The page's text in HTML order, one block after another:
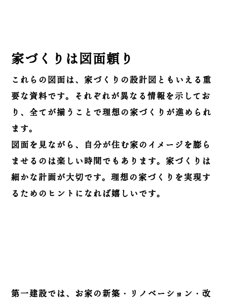
家づくりは図面頼り
これらの図面は、家づくりの設計図ともいえる重
要な資料です。それぞれが異なる情報を示してお
り、全てが揃うことで理想の家づくりが進められ
ます。
図面を見ながら、自分が住む家のイメージを膨ら
ませるのは楽しい時間でもあります。家づくりは
細かな計画が大切です。理想の家づくりを実現す
るためのヒントになれば嬉しいです。
第一建設では、お家の新築・リノベーション・改